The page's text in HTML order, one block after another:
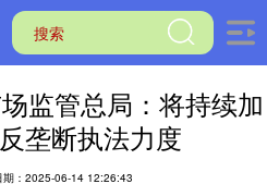
监管总局：将持续加
垄断执法力度
期：2025-06-14 12:26:43